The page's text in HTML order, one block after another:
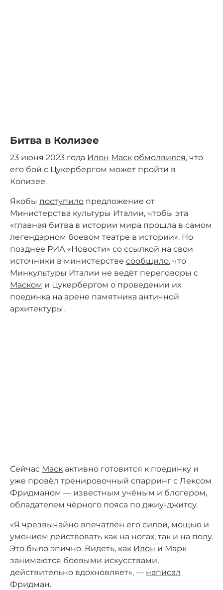
Битва в Колизее
23 июня 2023 года Илон Маск обмолвился, что
его бой с Цукербергом может пройти в
Колизее.
Якобы поступило предложение от
Министерства культуры Италии, чтобы эта
«главная битва в истории мира прошла в самом
легендарном боевом театре в истории». Но
позднее РИА «Новости» со ссылкой на свои
источники в министерстве сообщило, что
Минкультуры Италии не ведёт переговоры с
Маском и Цукербергом о проведении их
поединка на арене памятника античной
архитектуры.
Сейчас Маск активно готовится к поединку и
уже провёл тренировочный спарринг с Лексом
Фридманом — известным учёным и блогером,
обладателем чёрного пояса по джиу-джитсу.
«Я чрезвычайно впечатлён его силой, мощью и
умением действовать как на ногах, так и на полу.
Это было эпично. Видеть, как Илон и Марк
занимаются боевыми искусствами,
действительно вдохновляет», — написал
Фридман.